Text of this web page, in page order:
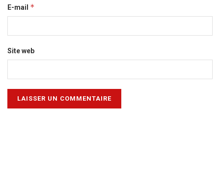
E-mail *
Site web